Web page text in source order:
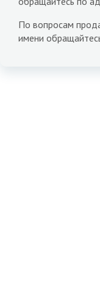
По вопросам
имени